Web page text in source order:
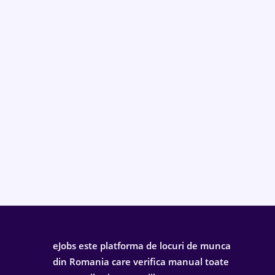
eJobs este platforma de locuri de munca
din Romania care verifica manual toate